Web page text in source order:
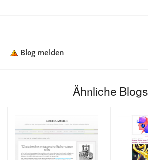
Blog melden
Ähnliche Blogs